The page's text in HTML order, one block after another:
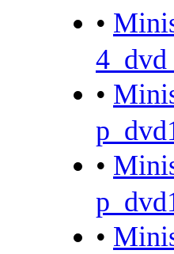
•
•
•
•